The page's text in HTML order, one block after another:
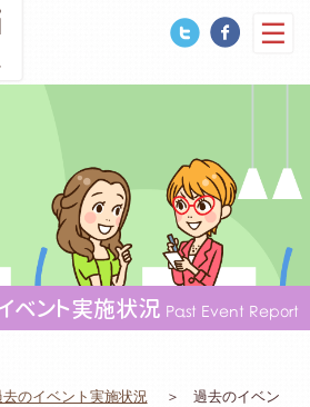
ベント実施状況 Past Event Report
去のイベント実施状況
過去のイベン